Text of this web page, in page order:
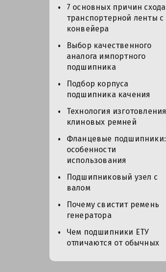
7 основных причин схода
транспортерной ленты с
конвейера
Выбор качественного
аналога импортного
подшипника
Подбор корпуса
подшипника качения
Технология изготовления
клиновых ремней
Фланцевые подшипники:
особенности
использования
Подшипниковый узел с
валом
Почему свистит ремень
генератора
Чем подшипники ЕТУ
отличаются от обычных